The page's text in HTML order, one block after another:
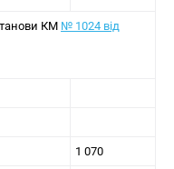
КМ № 1024 від
1 070